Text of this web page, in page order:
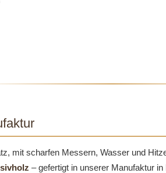
mit scharfen Messern, Wasser und
– gefertigt in unserer Manufaktur